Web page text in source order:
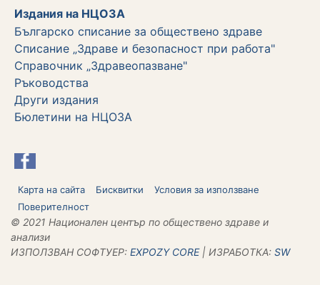
Издания на НЦОЗА
Българско списание за обществено здраве
Списание „Здраве и безопасност при работа"
Справочник „Здравеопазване"
Ръководства
Други издания
Бюлетини на НЦОЗА
Карта на сайта Бисквитки
Условия за използване
Поверителност
© 2021 Национален център по обществено здраве и
анализи
ИЗПОЛЗВАН СОФТУЕР: ЕХPOZY CORE| ИЗРАБОТКА: SW